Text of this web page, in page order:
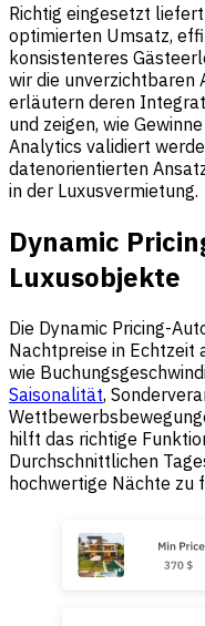
Richtig eingesetzt
optimierten Umsatz,
konsistenteres
wir die unverzichtbaren
erläutern deren
und zeigen, wie
Analytics validiert
datenorientierten
in der Luxusvermietung.
Dynamic
Luxusobjekte
Die Dynamic Pricing-
Nachtpreise in Echtzeit
wie
Saisonalität,
hilft das richtige
Durchschnittlichen
hochwertige Nächte zu